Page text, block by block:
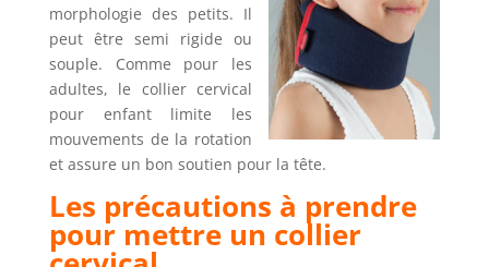
morphologie des petits. Il
peut être semi rigide ou
souple. Comme pour les
adultes, le collier cervical
pour enfant limite les
mouvements de la rotation
et assure un bon soutien pour la tête.
Les précautions à prendre
pour mettre un collier